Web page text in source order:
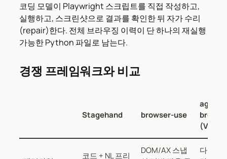
코딩 모델이 Playwright 스크립트를 직접 작성하고,
실행하고, 스크린샷으로 결과를 확인한 뒤 자가 수리
(repair)한다. 전체 브라우징 이력이 단 하나의 재실행
가능한 Python 파일로 남는다.
경쟁 프레임워크와 비교
Stagehand browser-use
agent-
코드 + NL 프리
DOM/AX 스냅
다른 에